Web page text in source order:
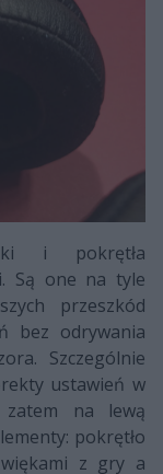
i pokrętła
Są one na tyle
przeszkód
bez odrywania
Szczególnie
ustawień w
zatem na lewą
pokrętło
z gry a